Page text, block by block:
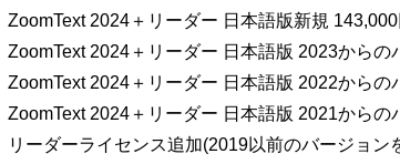
ZoomText 2024＋リーダー 日本語版新規 143,000
ZoomText 2024＋リーダー 日本語版 2023からの
ZoomText 2024＋リーダー 日本語版 2022からの
ZoomText 2024＋リーダー 日本語版 2021からの
リーダーライセンス追加(2019以前のバージョン